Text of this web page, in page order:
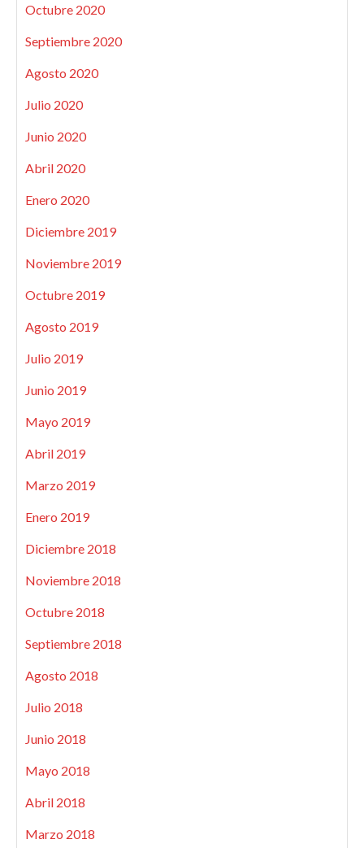
Octubre 2020
Septiembre 2020
Agosto 2020
Julio 2020
Junio 2020
Abril 2020
Enero 2020
Diciembre 2019
Noviembre 2019
Octubre 2019
Agosto 2019
Julio 2019
Junio 2019
Mayo 2019
Abril 2019
Marzo 2019
Enero 2019
Diciembre 2018
Noviembre 2018
Octubre 2018
Septiembre 2018
Agosto 2018
Julio 2018
Junio 2018
Mayo 2018
Abril 2018
Marzo 2018